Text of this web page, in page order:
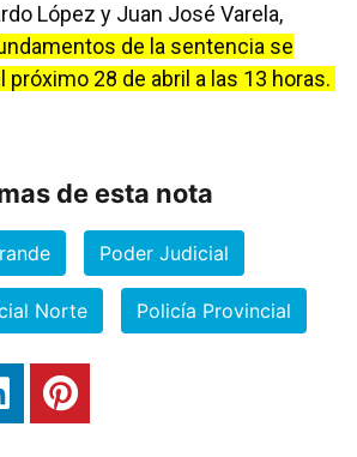
López y Juan José Varela,
de la sentencia se
próximo 28 de abril a las 13 horas.
de esta nota
Poder Judicial
Norte Policía Provincial